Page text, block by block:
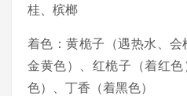
桂、槟榔
着色：黄桅子（遇热水、
金黄色）、红桅子（着红
色）、丁香（着黑色）